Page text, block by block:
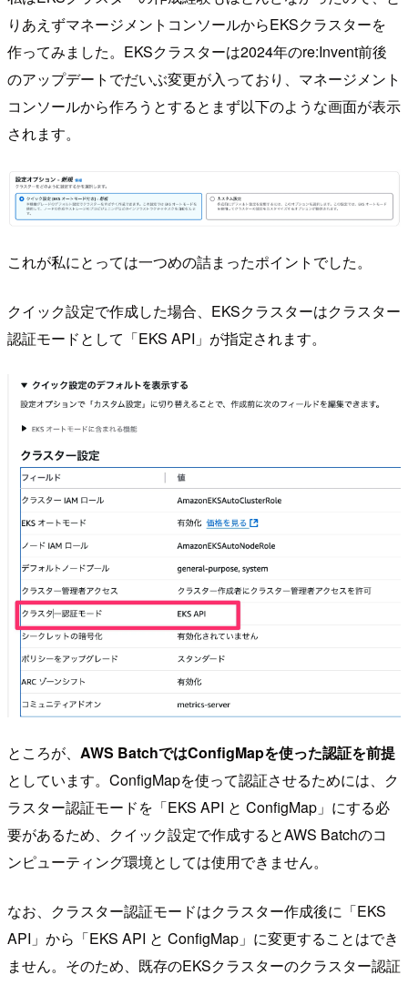
りあえずマネージメントコンソールからEKSクラスターを
作ってみました。EKSクラスターは2024年のre:Invent前後
のアップデートでだいぶ変更が入っており、マネージメント
コンソールから作ろうとするとまず以下のような画面が表示
されます。
これが私にとっては一つめの詰まったポイントでした。
クイック設定で作成した場合、EKSクラスターはクラスター
認証モードとして「EKS API」が指定されます。
ところが、 AWS BatchではConfigMapを使った認証を前提
としています。ConfigMapを使って認証させるためには、ク
ラスター認証モードを「EKS API と ConfigMap」にする必
要があるため、クイック設定で作成するとAWS Batchのコ
ンピューティング環境としては使用できません。
なお、クラスター認証モードはクラスター作成後に「EKS
API」から「EKS API と ConfigMap」に変更することはでき
ません。そのため、既存のEKSクラスターのクラスター認証